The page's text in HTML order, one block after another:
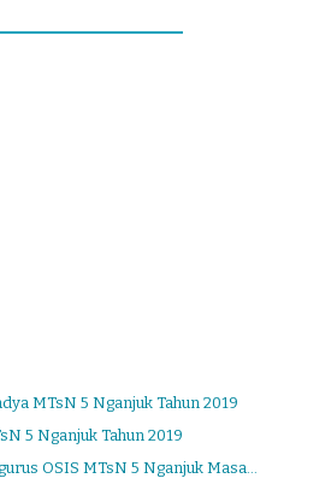
MTsN 5 Nganjuk Tahun 2019
5 Nganjuk Tahun 2019
OSIS MTsN 5 Nganjuk Masa...